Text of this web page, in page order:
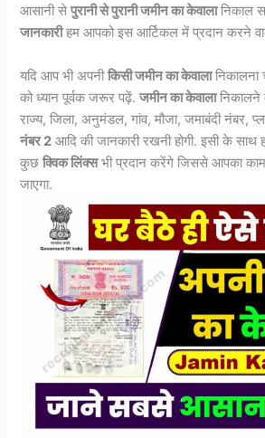
आसानी सेपुरानी से पुरानी जमीन का केवालानिकाल
जानकारीहम आपको इस आर्टिकल में प्रदान करने
यदि आप भी अपनीकिसी जमीन का केवालानिकालना
को ध्यान पूर्वक जरूर पढ़ें.जमीन का केवालानिकालने
राज्य, जिला, अनुमंडल, गांव, मौजा, जमाबंदी नंबर,
नंबर 2 आदि की जानकारी रखनी होगी. इसी के
कुछक्विक लिंक्सभी प्रदान करेंगे जिससे आपका
जाएगा.